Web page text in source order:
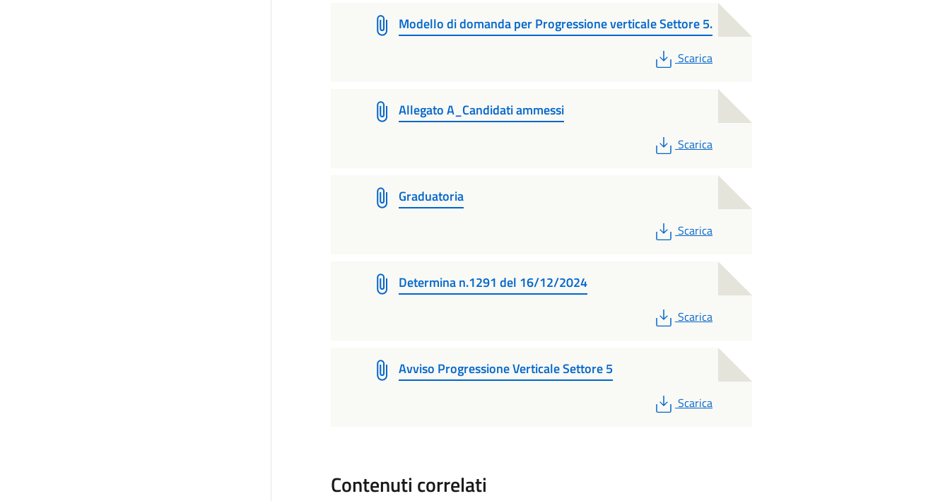
Modello di domanda per Progressione verticale Settore 5.
PDF
Scarica
Allegato A_Candidati ammessi
PDF
Scarica
Graduatoria
PDF
Scarica
Determina n.1291 del 16/12/2024
PDF
Scarica
Avviso Progressione Verticale Settore 5
PDF
Scarica
Contenuti correlati